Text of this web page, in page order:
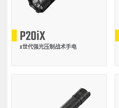
P20iX
X世代强光压制战术手电